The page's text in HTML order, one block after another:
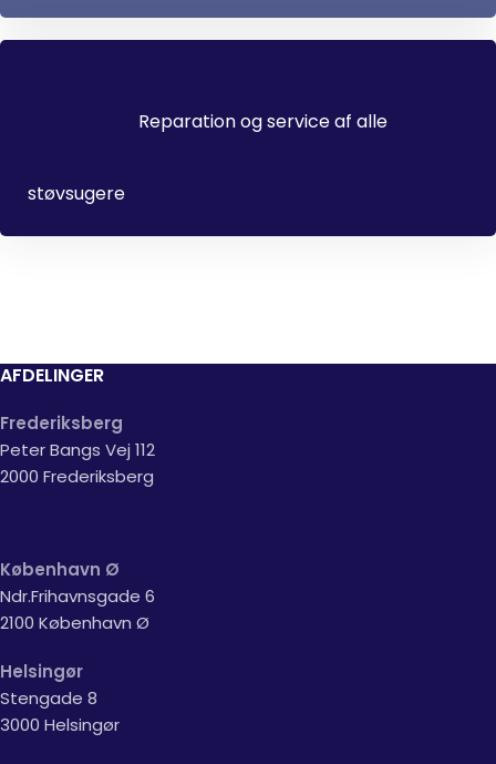
Reparation og service af alle
støvsugere
AFDELINGER
Frederiksberg
Peter Bangs Vej 112
2000 Frederiksberg
København Ø
Ndr.Frihavnsgade 6
2100 København Ø
Helsingør
Stengade 8
3000 Helsingør